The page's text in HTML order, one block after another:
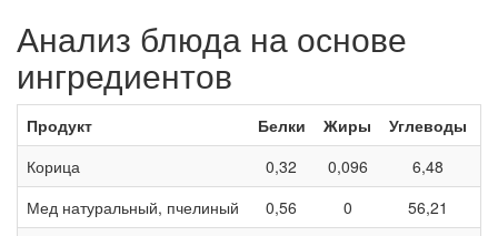
Анализ блюда на основе
ингредиентов
Продукт Белки Жиры Углеводы
Корица
0,32 0,096 6,48
Мед натуральный, пчелиный
0,56 0 56,21